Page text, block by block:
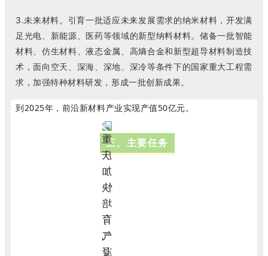
3.未来材料。引育一批适应未来发展需求的纳米材料，开发满
足光电、新能源、医药等领域的新型纳料材料。储备一批智能
材料、仿生材料、液态金属、高熵合金和新型超导材料制造技
术，面向空天、深海、深地、深冷等条件下的国家重大工程需
求，加强特种材料研发，形成一批创新成果。
到2025年，前沿新材料产业实现产值50亿元。
三、主要任务